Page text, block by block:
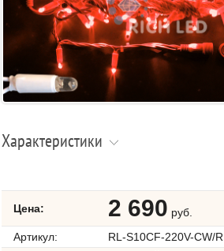
Характеристики
Цена: 2 690 руб.
Артикул:
RL-S10CF-220V-CW/R